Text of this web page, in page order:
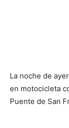
La noche de
en motocicleta
Puente de San